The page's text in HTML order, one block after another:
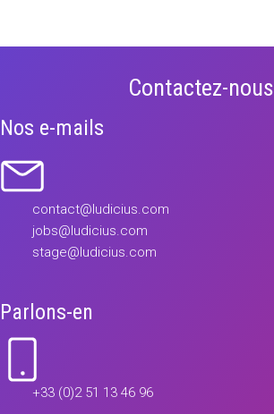
Contactez-nous
Nos e-mails
contact@ludicius.com
jobs@ludicius.com
stage@ludicius.com
Parlons-en
+33 (0)2 51 13 46 96